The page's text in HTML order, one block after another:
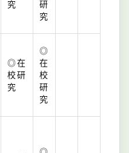
究
研
究
◎在
校研
究
◎
在
校
研
究